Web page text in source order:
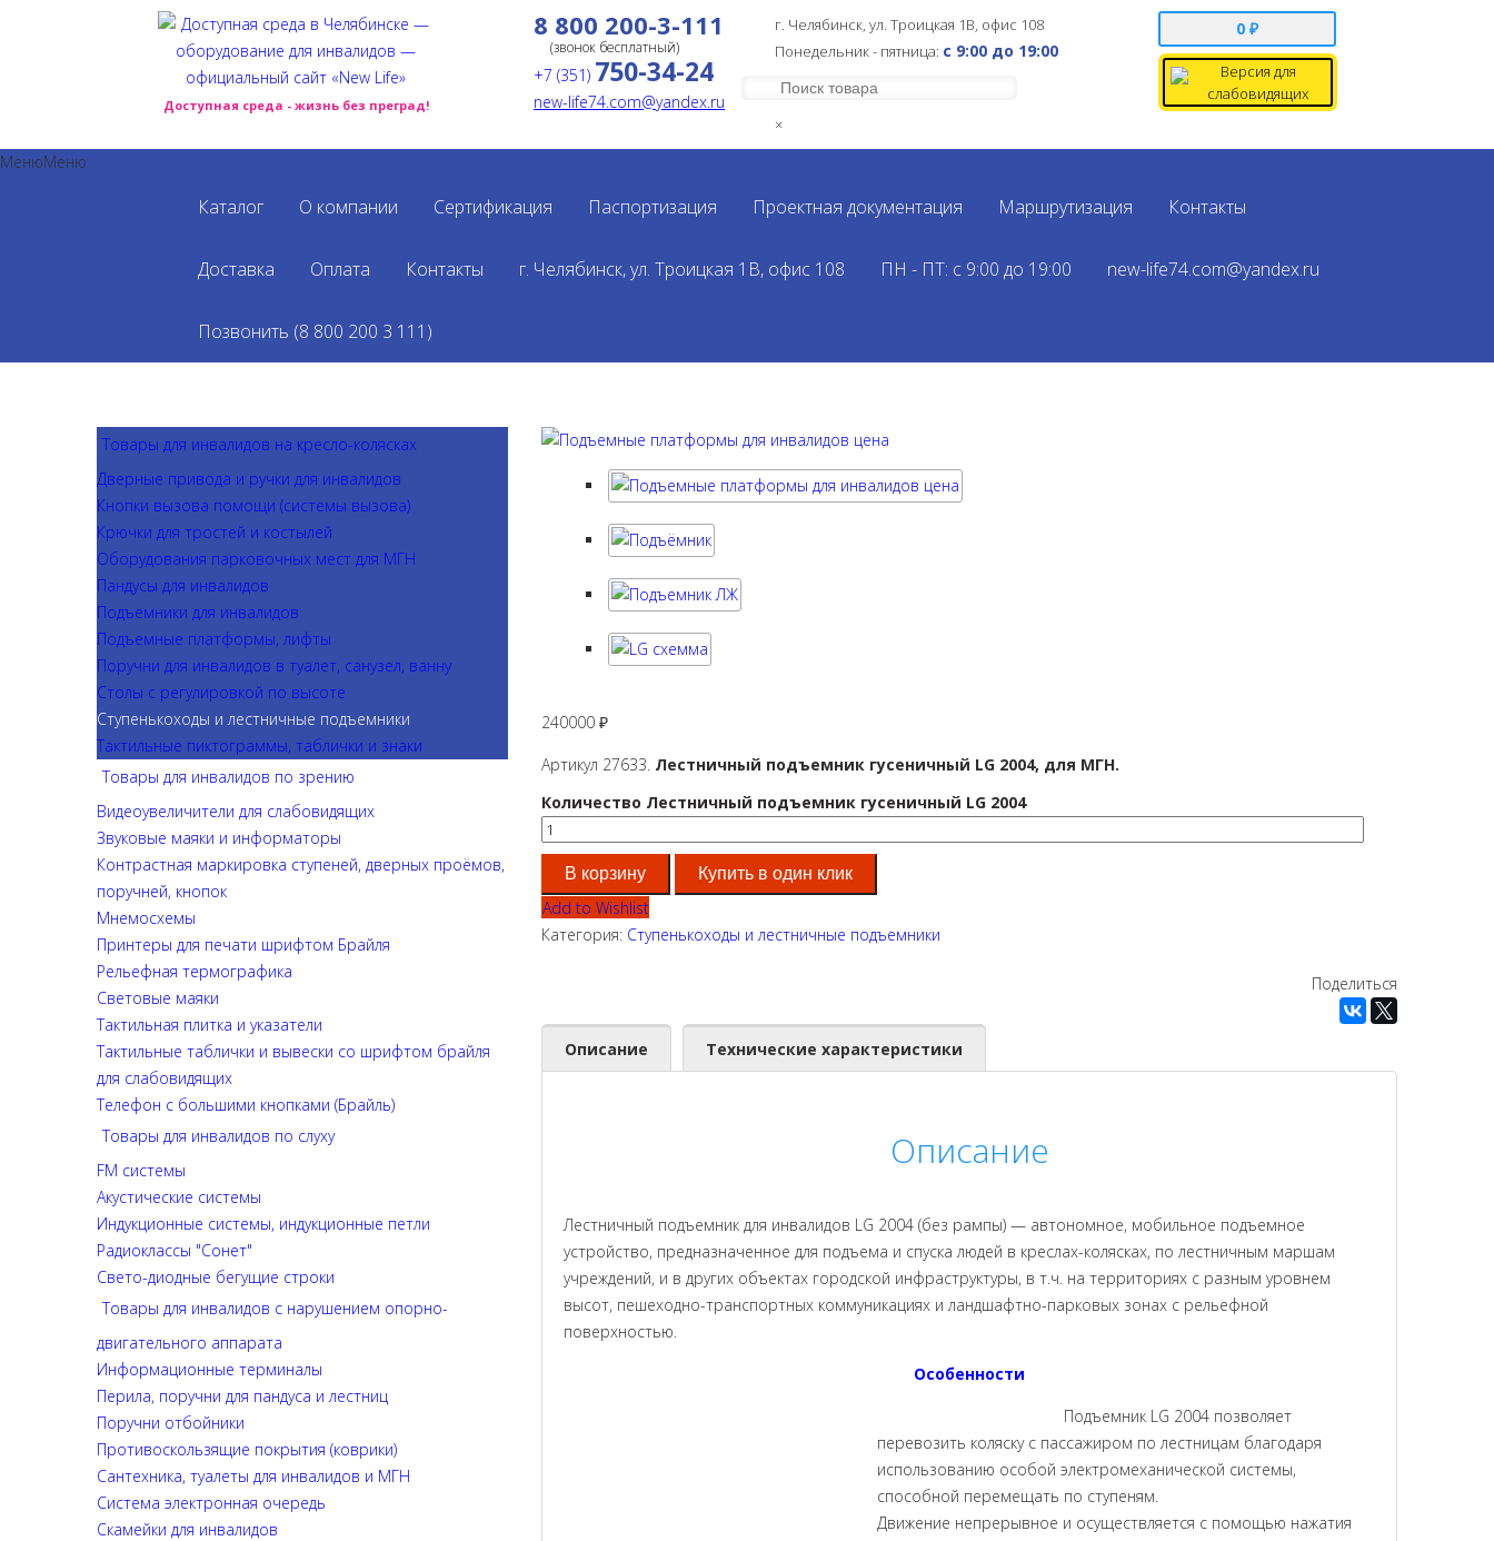
Доступная среда - жизнь без преград!
8 800 200-3-111
(звонок бесплатный)
+7 (351) 750-34-24
new-life74.com@yandex.ru
г. Челябинск, ул. Троицкая 1В, офис 108
Понедельник - пятница: с 9:00 до 19:00
×
0 ₽
Версия для
слабовидящих
МенюМеню
Каталог О компании Сертификация Паспортизация Проектная документация Маршрутизация Контакты
Доставка Оплата Контакты г. Челябинск, ул. Троицкая 1В, офис 108 ПН - ПТ: с 9:00 до 19:00 new-life74.com@yandex.ru
Позвонить (8 800 200 3 111)
Ступенькоходы и лестничные подъемники
Лестничный подъемник гусеничный LG 2004
240000 ₽
Артикул 27633. Лестничный подъемник гусеничный LG 2004, для МГН.
Количество Лестничный подъемник гусеничный LG 2004
В корзину Купить в один клик
Add to Wishlist
Категория: Ступенькоходы и лестничные подъемники
Поделиться
Описание Технические характеристики
Описание
Лестничный подъемник для инвалидов LG 2004 (без рампы) — автономное, мобильное подъемное
устройство, предназначенное для подъема и спуска людей в креслах-колясках, по лестничным маршам
учреждений, и в других объектах городской инфраструктуры, в т.ч. на территориях с разным уровнем
высот, пешеходно-транспортных коммуникациях и ландшафтно-парковых зонах с рельефной
поверхностью.
Особенности
Подъемник LG 2004 позволяет
перевозить коляску с пассажиром по лестницам благодаря
использованию особой электромеханической системы,
способной перемещать по ступеням.
Движение непрерывное и осуществляется с помощью нажатия
Товары для инвалидов на кресло-колясках
Дверные привода и ручки для инвалидов
Кнопки вызова помощи (системы вызова)
Крючки для тростей и костылей
Оборудования парковочных мест для МГН
Пандусы для инвалидов
Подъемники для инвалидов
Подъемные платформы, лифты
Поручни для инвалидов в туалет, санузел, ванну
Столы с регулировкой по высоте
Ступенькоходы и лестничные подъемники
Тактильные пиктограммы, таблички и знаки
Товары для инвалидов по зрению
Видеоувеличители для слабовидящих
Звуковые маяки и информаторы
Контрастная маркировка ступеней, дверных проёмов,
поручней, кнопок
Мнемосхемы
Принтеры для печати шрифтом Брайля
Рельефная термографика
Световые маяки
Тактильная плитка и указатели
Тактильные таблички и вывески со шрифтом брайля
для слабовидящих
Телефон с большими кнопками (Брайль)
Товары для инвалидов по слуху
FM системы
Акустические системы
Индукционные системы, индукционные петли
Радиоклассы "Сонет"
Свето-диодные бегущие строки
Товары для инвалидов с нарушением опорно-
двигательного аппарата
Информационные терминалы
Перила, поручни для пандуса и лестниц
Поручни отбойники
Противоскользящие покрытия (коврики)
Сантехника, туалеты для инвалидов и МГН
Система электронная очередь
Скамейки для инвалидов